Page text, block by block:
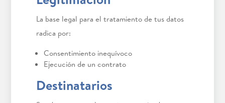
La base legal para el tratamiento de tus datos
radica por:
Consentimiento inequívoco
Ejecución de un contrato
Destinatarios